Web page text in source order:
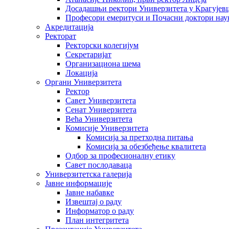
Досадашњи ректори Универзитета у
Професори емеритуси и Почасни доктори
Акредитација
Ректорат
Ректорски колегијум
Секретаријат
Организациона шема
Локација
Органи Универзитета
Ректор
Савет Универзитета
Сенат Универзитета
Већа Универзитета
Комисије Универзитета
Комисија за претходна питања
Комисија за обезбеђење квалитета
Одбор за професионалну етику
Савет послодаваца
Универзитетска галерија
Јавне информације
Јавне набавке
Извештај о раду
Информатор о раду
План интегритета